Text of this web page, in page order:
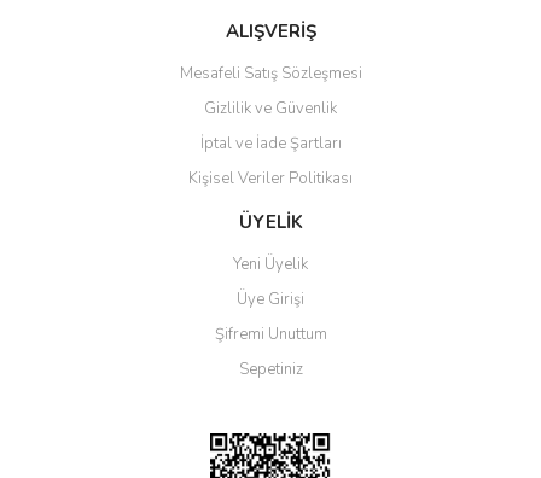
Gönder
ALIŞVERİŞ
Mesafeli Satış Sözleşmesi
Gizlilik ve Güvenlik
İptal ve İade Şartları
Kişisel Veriler Politikası
ÜYELİK
Yeni Üyelik
Üye Girişi
Şifremi Unuttum
Sepetiniz